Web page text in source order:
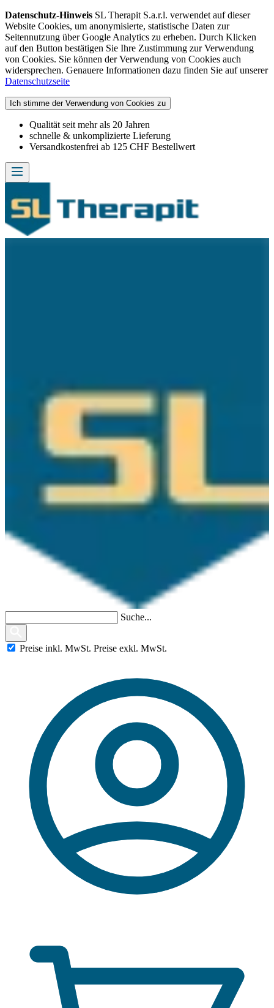
Datenschutz-Hinweis SL Therapit S.a.r.l. verwendet auf dieser
Website Cookies, um anonymisierte, statistische Daten zur
Seitennutzung über Google Analytics zu erheben. Durch Klicken
auf den Button bestätigen Sie Ihre Zustimmung zur Verwendung
von Cookies. Sie können der Verwendung von Cookies auch
widersprechen. Genauere Informationen dazu finden Sie auf unserer
Datenschutzseite
Ich stimme der Verwendung von Cookies zu
Qualität seit mehr als 20 Jahren
schnelle & unkomplizierte Lieferung
Versandkostenfrei ab 125 CHF Bestellwert
Suche...
Preise inkl. MwSt. Preise exkl. MwSt.